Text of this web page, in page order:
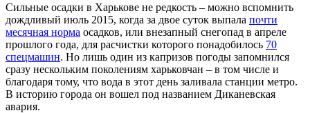
Сильные осадки в Харькове не редкость – можно вспомнить
дождливый июль 2015, когда за двое суток выпала почти
месячная норма осадков, или внезапный снегопад в апреле
прошлого года, для расчистки которого понадобилось 70
спецмашин. Но лишь один из капризов погоды запомнился
сразу нескольким поколениям харьковчан – в том числе и
благодаря тому, что вода в этот день заливала станции метро.
В историю города он вошел под названием Диканевская
авария.